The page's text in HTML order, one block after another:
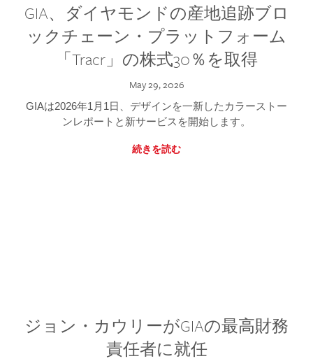
GIA、ダイヤモンドの産地追跡ブロ
ックチェーン・プラットフォーム
「Tracr」の株式30％を取得
May 29, 2026
GIAは2026年1月1日、デザインを一新したカラーストー
ンレポートと新サービスを開始します。
続きを読む
ジョン・カウリーがGIAの最高財務
責任者に就任